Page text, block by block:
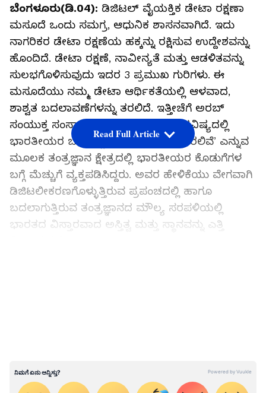
ಬೆಂಗಳೂರು(ಡಿ.04): ಡಿಜಿಟಲ್‌ ವೈಯಕ್ತಿಕ ಡೇಟಾ ರಕ್ಷಣಾ
ಮಸೂದೆ ಒಂದು ಸಮಗ್ರ, ಆಧುನಿಕ ಶಾಸನವಾಗಿದೆ. ಇದು
ನಾಗರಿಕರ ಡೇಟಾ ರಕ್ಷಣೆಯ ಹಕ್ಕನ್ನು ರಕ್ಷಿಸುವ ಉದ್ದೇಶವನ್ನು
ಹೊಂದಿದೆ. ಡೇಟಾ ರಕ್ಷಣೆ, ನಾವೀನ್ಯತೆ ಮತ್ತು ಆಡಳಿತವನ್ನು
ಸುಲಭಗೊಳಿಸುವುದು ಇದರ 3 ಪ್ರಮುಖ ಗುರಿಗಳು. ಈ
ಮಸೂದೆಯು ನಮ್ಮ ಡೇಟಾ ಆರ್ಥಿಕತೆಯಲ್ಲಿ ಆಳವಾದ,
ಶಾಶ್ವತ ಬದಲಾವಣೆಗಳನ್ನು ತರಲಿದೆ. ಇತ್ತೀಚೆಗೆ ಅರಬ್‌
ಸಂಯುಕ್ತ ಸಂಸ್ಥಾನದ ಡಿಜಿಟಲ್‌ ಸಚಿವರು ‘ಭವಿಷ್ಯದಲ್ಲಿ
ಭಾರತೀಯರ ಬೆರಳಚ್ಚುಗಳು ಎಲ್ಲೆಡೆ ಕಂಡುಬರಲಿವೆ’ ಎನ್ನುವ
ಮೂಲಕ ತಂತ್ರಜ್ಞಾನ ಕ್ಷೇತ್ರದಲ್ಲಿ ಭಾರತೀಯರ ಕೊಡುಗೆಗಳ
ಬಗ್ಗೆ ಮೆಚ್ಚುಗೆ ವ್ಯಕ್ತಪಡಿಸಿದ್ದರು. ಅವರ ಹೇಳಿಕೆಯು ವೇಗವಾಗಿ
ಡಿಜಿಟಲೀಕರಣಗೊಳ್ಳುತ್ತಿರುವ ಪ್ರಪಂಚದಲ್ಲಿ ಹಾಗೂ
ಬದಲಾಗುತ್ತಿರುವ ತಂತ್ರಜ್ಞಾನದ ಮೌಲ್ಯ ಸರಪಳಿಯಲ್ಲಿ
ಭಾರತದ ವಿಸ್ತಾರವಾದ ಅಸ್ತಿತ್ವ ಮತ್ತು ಸ್ಥಾನವನ್ನು ಎತ್ತಿ
ನಾವೀನ್ಯತಾ ಪರಿಸರ ವ್ಯವಸ್ಥೆಯ ಬೆಳವಣಿಗೆಯ ವೇಗಕ್ಕೆ
ಜಗತ್ತೇ ದಂಗಾಗಿದೆ. ಇಂದು ಯುವ ಭಾರತೀಯರು
Read Full Article